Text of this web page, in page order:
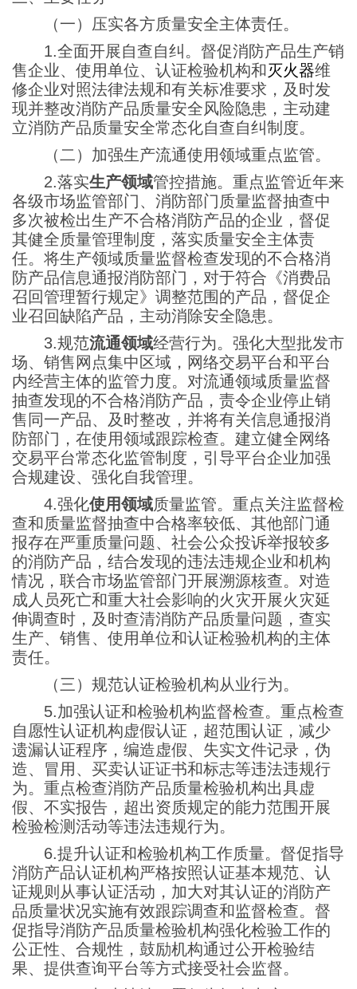
（一）压实各方质量安全主体责任。
1.全面开展自查自纠。督促消防产品生产销
售企业、使用单位、认证检验机构和灭火器维
修企业对照法律法规和有关标准要求，及时发
现并整改消防产品质量安全风险隐患，主动建
立消防产品质量安全常态化自查自纠制度。
（二）加强生产流通使用领域重点监管。
2.落实生产领域管控措施。重点监管近年来
各级市场监管部门、消防部门质量监督抽查中
多次被检出生产不合格消防产品的企业，督促
其健全质量管理制度，落实质量安全主体责
任。将生产领域质量监督检查发现的不合格消
防产品信息通报消防部门，对于符合《消费品
召回管理暂行规定》调整范围的产品，督促企
业召回缺陷产品，主动消除安全隐患。
3.规范流通领域经营行为。强化大型批发市
场、销售网点集中区域，网络交易平台和平台
内经营主体的监管力度。对流通领域质量监督
抽查发现的不合格消防产品，责令企业停止销
售同一产品、及时整改，并将有关信息通报消
防部门，在使用领域跟踪检查。建立健全网络
交易平台常态化监管制度，引导平台企业加强
合规建设、强化自我管理。
4.强化使用领域质量监管。重点关注监督检
查和质量监督抽查中合格率较低、其他部门通
报存在严重质量问题、社会公众投诉举报较多
的消防产品，结合发现的违法违规企业和机构
情况，联合市场监管部门开展溯源核查。对造
成人员死亡和重大社会影响的火灾开展火灾延
伸调查时，及时查清消防产品质量问题，查实
生产、销售、使用单位和认证检验机构的主体
责任。
（三）规范认证检验机构从业行为。
5.加强认证和检验机构监督检查。重点检查
自愿性认证机构虚假认证，超范围认证，减少
遗漏认证程序，编造虚假、失实文件记录，伪
造、冒用、买卖认证证书和标志等违法违规行
为。重点检查消防产品质量检验机构出具虚
假、不实报告，超出资质规定的能力范围开展
检验检测活动等违法违规行为。
6.提升认证和检验机构工作质量。督促指导
消防产品认证机构严格按照认证基本规范、认
证规则从事认证活动，加大对其认证的消防产
品质量状况实施有效跟踪调查和监督检查。督
促指导消防产品质量检验机构强化检验工作的
公正性、合规性，鼓励机构通过公开检验结
果、提供查询平台等方式接受社会监督。